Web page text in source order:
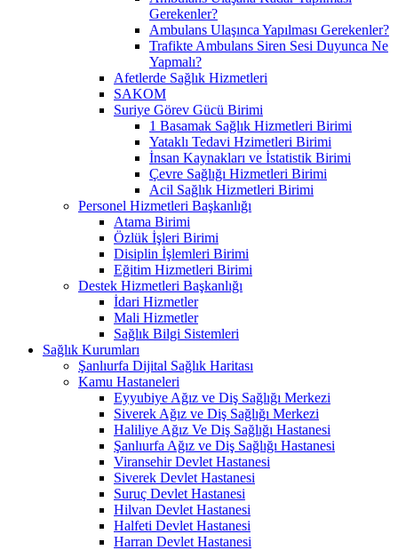
Gerekenler?
Ambulans Ulaşınca Yapılması Gerekenler?
Trafikte Ambulans Siren Sesi Duyunca Ne
Yapmalı?
Afetlerde Sağlık Hizmetleri
SAKOM
Suriye Görev Gücü Birimi
1 Basamak Sağlık Hizmetleri Birimi
Yataklı Tedavi Hzimetleri Birimi
İnsan Kaynakları ve İstatistik Birimi
Çevre Sağlığı Hizmetleri Birimi
Acil Sağlık Hizmetleri Birimi
Personel Hizmetleri Başkanlığı
Atama Birimi
Özlük İşleri Birimi
Disiplin İşlemleri Birimi
Eğitim Hizmetleri Birimi
Destek Hizmetleri Başkanlığı
İdari Hizmetler
Mali Hizmetler
Sağlık Bilgi Sistemleri
Sağlık Kurumları
Şanlıurfa Dijital Sağlık Haritası
Kamu Hastaneleri
Eyyubiye Ağız ve Diş Sağlığı Merkezi
Siverek Ağız ve Diş Sağlığı Merkezi
Haliliye Ağız Ve Diş Sağlığı Hastanesi
Şanlıurfa Ağız ve Diş Sağlığı Hastanesi
Viransehir Devlet Hastanesi
Siverek Devlet Hastanesi
Suruç Devlet Hastanesi
Hilvan Devlet Hastanesi
Halfeti Devlet Hastanesi
Harran Devlet Hastanesi